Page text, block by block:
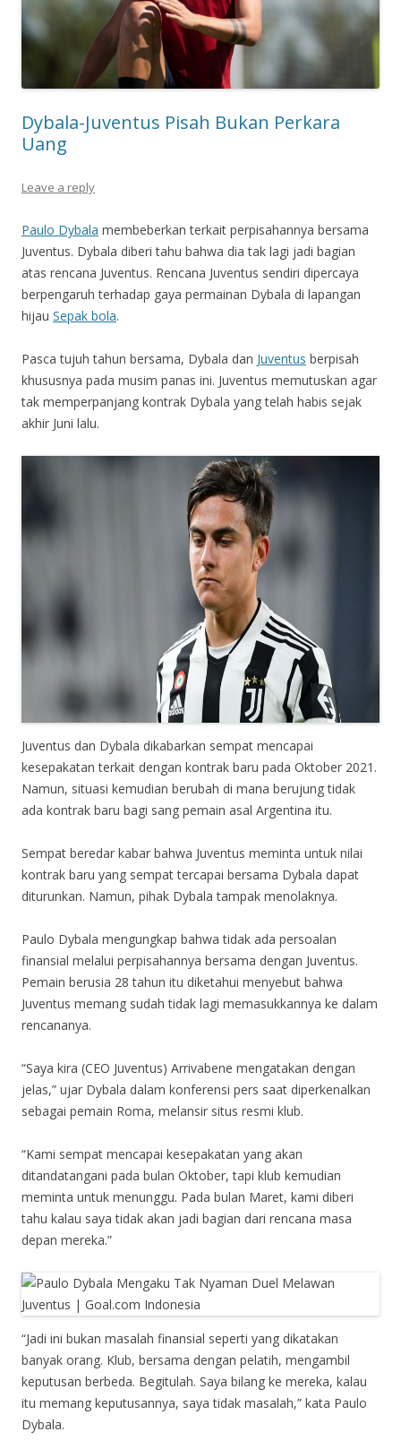
Dybala-Juventus Pisah Bukan Perkara
Uang
Leave a reply
Paulo Dybala membeberkan terkait perpisahannya bersama
Juventus. Dybala diberi tahu bahwa dia tak lagi jadi bagian
atas rencana Juventus. Rencana Juventus sendiri dipercaya
berpengaruh terhadap gaya permainan Dybala di lapangan
hijau Sepak bola.
Pasca tujuh tahun bersama, Dybala dan Juventus berpisah
khususnya pada musim panas ini. Juventus memutuskan agar
tak memperpanjang kontrak Dybala yang telah habis sejak
akhir Juni lalu.
Juventus dan Dybala dikabarkan sempat mencapai
kesepakatan terkait dengan kontrak baru pada Oktober 2021.
Namun, situasi kemudian berubah di mana berujung tidak
ada kontrak baru bagi sang pemain asal Argentina itu.
Sempat beredar kabar bahwa Juventus meminta untuk nilai
kontrak baru yang sempat tercapai bersama Dybala dapat
diturunkan. Namun, pihak Dybala tampak menolaknya.
Paulo Dybala mengungkap bahwa tidak ada persoalan
finansial melalui perpisahannya bersama dengan Juventus.
Pemain berusia 28 tahun itu diketahui menyebut bahwa
Juventus memang sudah tidak lagi memasukkannya ke dalam
rencananya.
“Saya kira (CEO Juventus) Arrivabene mengatakan dengan
jelas,” ujar Dybala dalam konferensi pers saat diperkenalkan
sebagai pemain Roma, melansir situs resmi klub.
“Kami sempat mencapai kesepakatan yang akan
ditandatangani pada bulan Oktober, tapi klub kemudian
meminta untuk menunggu. Pada bulan Maret, kami diberi
tahu kalau saya tidak akan jadi bagian dari rencana masa
depan mereka.”
“Jadi ini bukan masalah finansial seperti yang dikatakan
banyak orang. Klub, bersama dengan pelatih, mengambil
keputusan berbeda. Begitulah. Saya bilang ke mereka, kalau
itu memang keputusannya, saya tidak masalah,” kata Paulo
Dybala.